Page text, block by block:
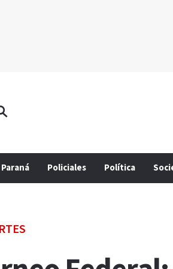
Paraná Policiales Política